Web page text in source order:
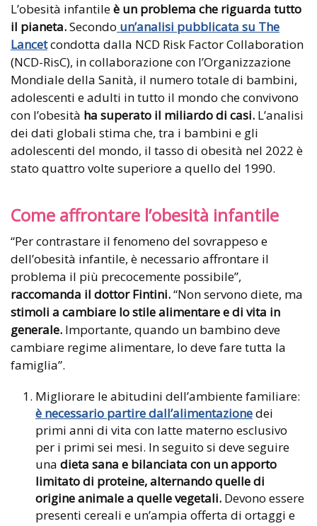
L’obesità infantileè un problema che riguarda tutto
il pianeta.Secondo un’analisi pubblicata su The
Lancetcondotta dalla NCD Risk Factor Collaboration
(NCD-RisC), in collaborazione con l’Organizzazione
Mondiale della Sanità, il numero totale di bambini,
adolescenti e adulti in tutto il mondo che convivono
con l’obesità ha superato il miliardo di casi. L’analisi
dei dati globali stima che, tra i bambini e gli
adolescenti del mondo, il tasso di obesità nel 2022 è
stato quattro volte superiore a quello del 1990.
Come affrontare l’obesità infantile
“Per contrastare il fenomeno del sovrappeso e
dell’obesità infantile, è necessario affrontare il
problema il più precocemente possibile”,
raccomanda il dottor Fintini.“Non servono diete, ma
stimoli a cambiare lo stile alimentare e di vita in
generale. Importante, quando un bambino deve
cambiare regime alimentare, lo deve fare tutta la
famiglia”.
Migliorare le abitudini dell’ambiente familiare:
è necessario partire dall’alimentazionedei
primi anni di vita con latte materno esclusivo
per i primi sei mesi. In seguito si deve seguire
una dieta sana e bilanciata con un apporto
limitato di proteine, alternando quelle di
origine animale a quelle vegetali. Devono essere
presenti cereali e un’ampia offerta di ortaggi e